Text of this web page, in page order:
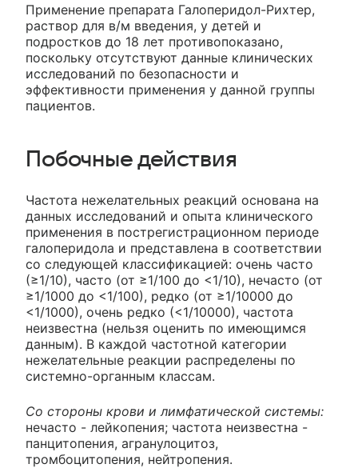
Применение препарата Галоперидол-Рихтер,
раствор для в/м введения, у детей и
подростков до 18 лет противопоказано,
поскольку отсутствуют данные клинических
исследований по безопасности и
эффективности применения у данной группы
пациентов.
Побочные действия
Частота нежелательных реакций основана на
данных исследований и опыта клинического
применения в пострегистрационном периоде
галоперидола и представлена в соответствии
со следующей классификацией: очень часто
(≥1/10), часто (от ≥1/100 до <1/10), нечасто (от
≥1/1000 до <1/100), редко (от ≥1/10000 до
<1/1000), очень редко (<1/10000), частота
неизвестна (нельзя оценить по имеющимся
данным). В каждой частотной категории
нежелательные реакции распределены по
системно-органным классам.
Со стороны крови и лимфатической системы:
нечасто - лейкопения; частота неизвестна -
панцитопения, агранулоцитоз,
тромбоцитопения, нейтропения.